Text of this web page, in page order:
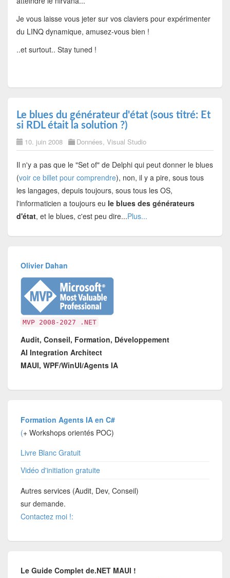
Je vous laisse vous jeter sur vos claviers pour expérimenter
du LINQ dynamique, amusez-vous bien !
..et surtout.. Stay tuned !
Le blues du générateur d'état (sous titré: Et
si RDL était la solution ?)
10. juin 2008 Données, Visual Studio
Il n'y a pas que le "Set of" de Delphi qui peut donner le blues
(voir ce billet pour comprendre), non, il y a pire, sous tous
les langages, depuis toujours, sous tous les OS,
l'informaticien a toujours eu le blues des générateurs
d'état, et le blues, c'est peu dire...Plus...
Olivier Dahan
MVP 2008-2027 .NET
Audit, Conseil, Formation, Développement
AI Integration Architect
MAUI, WPF/WinUI/Agents IA
Formation Agents IA en C#
(+ Workshops orientés POC)
Livre Blanc Gratuit
Vidéo d'initiation gratuite
Autres services (Audit, Dev, Conseil)
sur demande.
Contactez moi !:
Le Guide Complet de.NET MAUI !